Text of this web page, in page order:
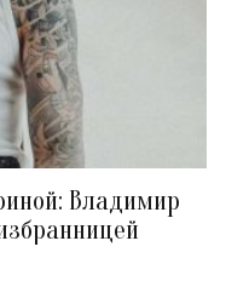
Владимир